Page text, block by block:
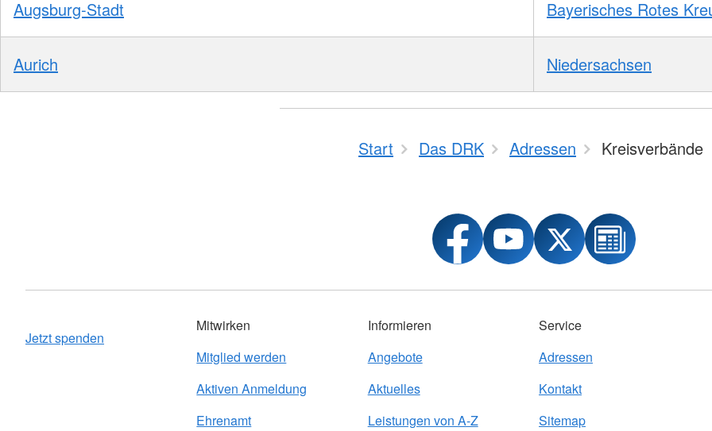
Augsburg-Stadt Bayerisches Rotes
Aurich Niedersachsen
Start Das DRK Adressen Kreisverbände
Jetzt spenden
Mitwirken
Mitglied werden
Aktiven Anmeldung
Ehrenamt
Informieren
Angebote
Aktuelles
Leistungen von A-Z
Service
Adressen
Kontakt
Sitemap